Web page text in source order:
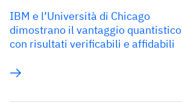
IBM e l’Università di Chicago
dimostrano il vantaggio quantistico
con risultati verificabili e affidabili